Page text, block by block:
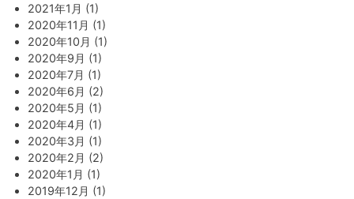
2021年1月 (1)
2020年11月 (1)
2020年10月 (1)
2020年9月 (1)
2020年7月 (1)
2020年6月 (2)
2020年5月 (1)
2020年4月 (1)
2020年3月 (1)
2020年2月 (2)
2020年1月 (1)
2019年12月 (1)